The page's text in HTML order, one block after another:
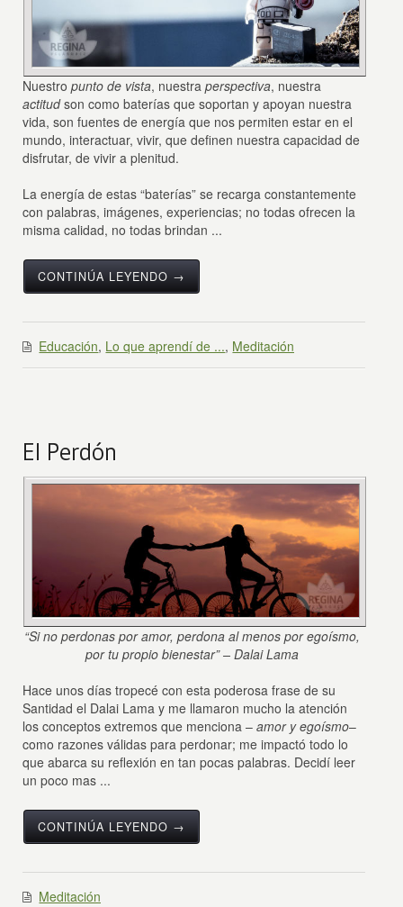
Nuestropunto de vista, nuestraperspectiva, nuestra
actitudson como baterías que soportan y apoyan nuestra
vida, son fuentes de energía que nos permiten estar en el
mundo, interactuar, vivir, que definen nuestra capacidad de
disfrutar, de vivir a plenitud.
La energía de estas “baterías” se recarga constantemente
con palabras, imágenes, experiencias; no todas ofrecen la
misma calidad, no todas brindan ...
CONTINÚA LEYENDO →
Educación, Lo que aprendí de ..., Meditación
El Perdón
“Si no perdonas por amor, perdona al menos por egoísmo,
por tu propio bienestar” – Dalai Lama
Hace unos días tropecé con esta poderosa frase de su
Santidad el Dalai Lama y me llamaron mucho la atención
los conceptos extremos que menciona –amor y egoísmo–
como razones válidas para perdonar; me impactó todo lo
que abarca su reflexión en tan pocas palabras. Decidí leer
un poco mas ...
CONTINÚA LEYENDO →
Meditación